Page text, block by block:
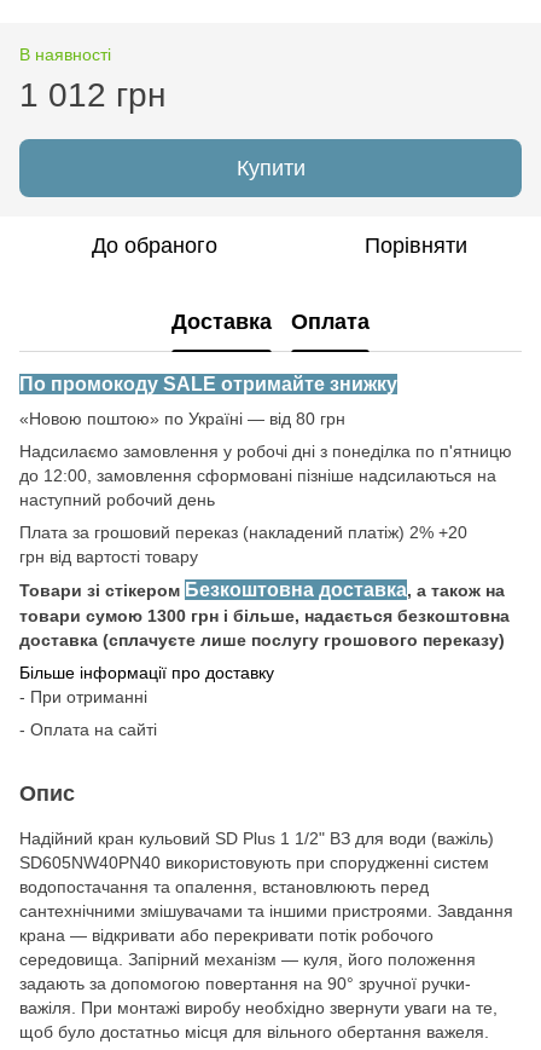
В наявності
1 012 грн
Купити
До обраного Порівняти
Доставка Оплата
По промокоду SALE отримайте знижку
«Новою поштою» по Україні — від 80 грн
Надсилаємо замовлення у робочі дні з понеділка по п'ятницю
до 12:00, замовлення сформовані пізніше надсилаються на
наступний робочий день
Плата за грошовий переказ (накладений платіж) 2% +20
грн від вартості товару
Товари зі стікером Безкоштовна доставка, а також на
товари сумою 1300 грн і більше, надається безкоштовна
доставка (сплачуєте лише послугу грошового переказу)
Більше інформації про доставку
- При отриманні
- Оплата на сайті
Опис
Надійний кран кульовий SD Plus 1 1/2" ВЗ для води (важіль)
SD605NW40PN40 використовують при спорудженні систем
водопостачання та опалення, встановлюють перед
сантехнічними змішувачами та іншими пристроями. Завдання
крана — відкривати або перекривати потік робочого
середовища. Запірний механізм — куля, його положення
задають за допомогою повертання на 90° зручної ручки-
важіля. При монтажі виробу необхідно звернути уваги на те,
щоб було достатньо місця для вільного обертання важеля.